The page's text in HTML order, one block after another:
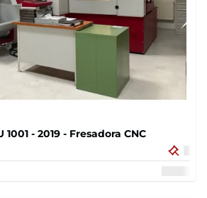
1001 - 2019 - Fresadora CNC